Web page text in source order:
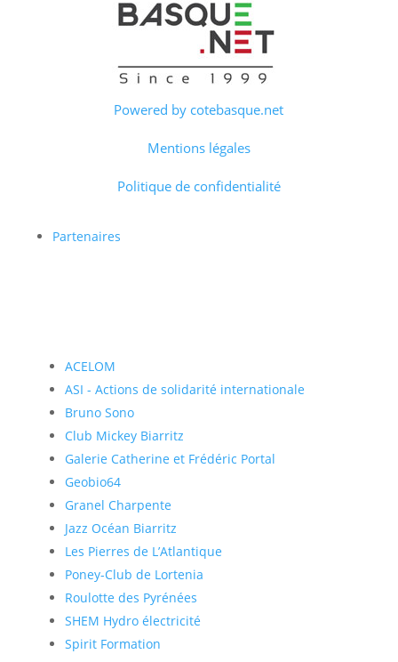
Powered by cotebasque.net
Mentions légales
Politique de confidentialité
Partenaires
ACELOM
ASI - Actions de solidarité internationale
Bruno Sono
Club Mickey Biarritz
Galerie Catherine et Frédéric Portal
Geobio64
Granel Charpente
Jazz Océan Biarritz
Les Pierres de L’Atlantique
Poney-Club de Lortenia
Roulotte des Pyrénées
SHEM Hydro électricité
Spirit Formation